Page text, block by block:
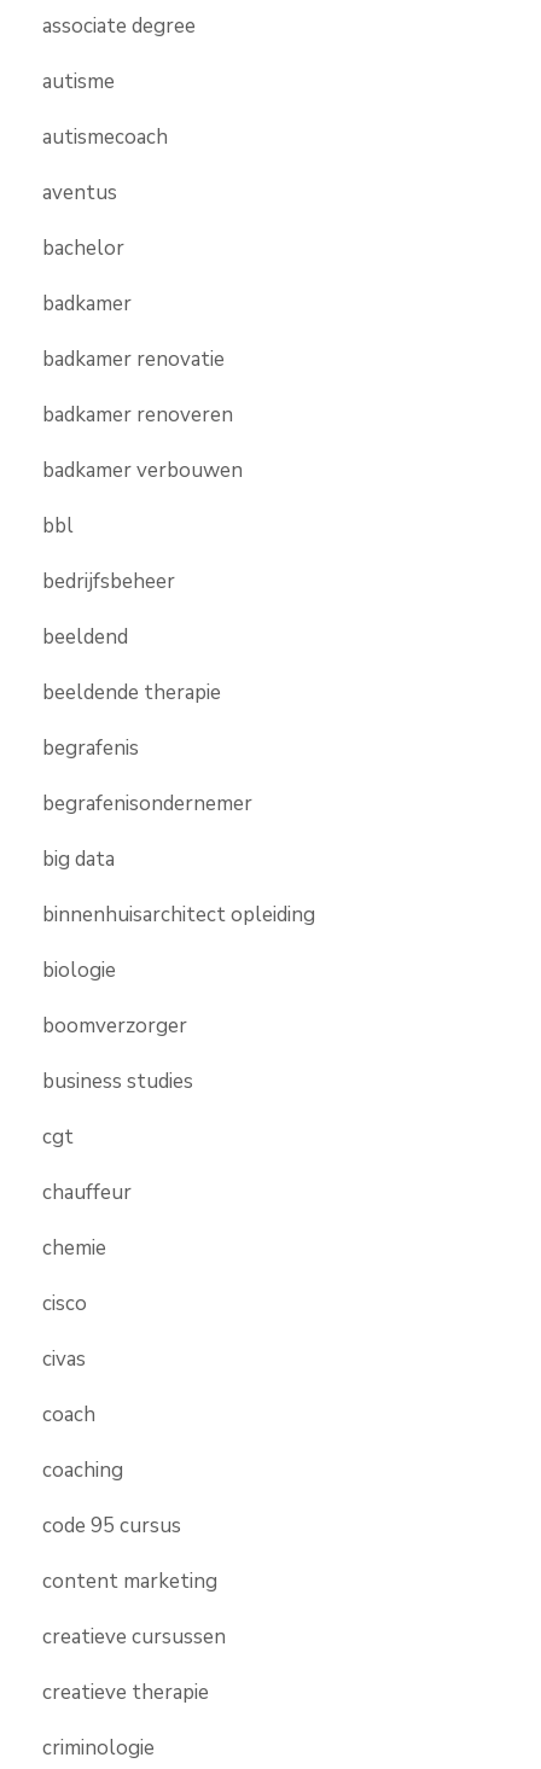
associate degree
autisme
autismecoach
aventus
bachelor
badkamer
badkamer renovatie
badkamer renoveren
badkamer verbouwen
bbl
bedrijfsbeheer
beeldend
beeldende therapie
begrafenis
begrafenisondernemer
big data
binnenhuisarchitect opleiding
biologie
boomverzorger
business studies
cgt
chauffeur
chemie
cisco
civas
coach
coaching
code 95 cursus
content marketing
creatieve cursussen
creatieve therapie
criminologie